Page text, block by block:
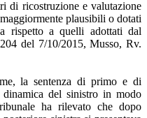
di ricostruzione e valutazione
plausibili o dotati
rispetto a quelli adottati dal
del 7/10/2015, Musso, Rv.
la sentenza di primo e di
del sinistro in modo
ha rilevato che dopo